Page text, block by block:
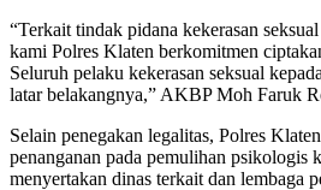
“Terkait tindak pidana kekerasan
kami Polres Klaten berkomitmen
Seluruh pelaku kekerasan seksual
latar belakangnya,” AKBP Moh Faruk
Selain penegakan legalitas, Polres
penanganan pada pemulihan psikologis
menyertakan dinas terkait dan lembaga